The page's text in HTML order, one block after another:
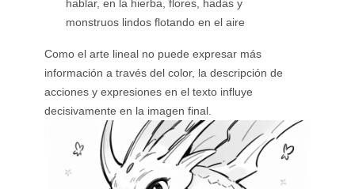
hablar, en la hierba, flores, hadas y
monstruos lindos flotando en el aire
Como el arte lineal no puede expresar más
información a través del color, la descripción de
acciones y expresiones en el texto influye
decisivamente en la imagen final.